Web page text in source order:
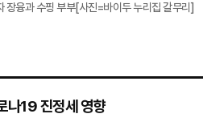
장융과 수핑 부부[사진=바이두 누리집 갈무리]
나19 진정세 영향